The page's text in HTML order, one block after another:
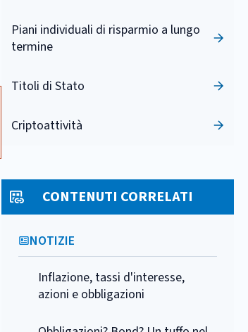
Piani individuali di risparmio a lungo
termine
Titoli di Stato
Criptoattività
CONTENUTI CORRELATI
NOTIZIE
Inflazione, tassi d'interesse,
azioni e obbligazioni